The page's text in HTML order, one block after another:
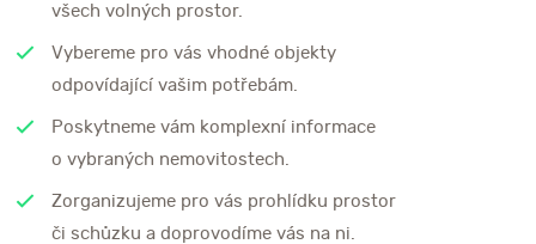
všech volných prostor.
Vybereme pro vás vhodné objekty
odpovídající vašim potřebám.
Poskytneme vám komplexní informace
o vybraných nemovitostech.
Zorganizujeme pro vás prohlídku prostor
či schůzku a doprovodíme vás na ni.